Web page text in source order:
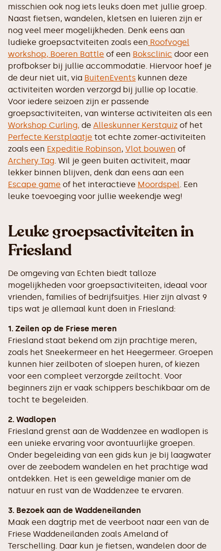
misschien ook nog iets leuks doen met jullie groep.
Naast fietsen, wandelen, kletsen en luieren zijn er
nog veel meer mogelijkheden. Denk eens aan
ludieke groepsactviteiten zoals een Roofvogel
workshop, Boeren Battle of een Boksclinic door een
profbokser bij jullie accommodatie. Hiervoor hoef je
de deur niet uit, via BuitenEvents kunnen deze
activiteiten worden verzorgd bij jullie op locatie.
Voor iedere seizoen zijn er passende
groepsactiviteiten, van winterse activiteiten als een
Workshop Curling, de Alleskunner Kerstquiz of het
Perfecte Kerstplaatje tot echte zomer-activiteiten
zoals een Expeditie Robinson, Vlot bouwen of
Archery Tag. Wil je geen buiten activiteit, maar
lekker binnen blijven, denk dan eens aan een
Escape game of het interactieve Moordspel. Een
leuke toevoeging voor jullie weekendje weg!
Leuke groepsactiviteiten in
Friesland
De omgeving van Echten biedt talloze
mogelijkheden voor groepsactiviteiten, ideaal voor
vrienden, families of bedrijfsuitjes. Hier zijn alvast 9
tips wat je allemaal kunt doen in Friesland:
1. Zeilen op de Friese meren
Friesland staat bekend om zijn prachtige meren,
zoals het Sneekermeer en het Heegermeer. Groepen
kunnen hier zeilboten of sloepen huren, of kiezen
voor een compleet verzorgde zeiltocht. Voor
beginners zijn er vaak schippers beschikbaar om de
tocht te begeleiden.
2. Wadlopen
Friesland grenst aan de Waddenzee en wadlopen is
een unieke ervaring voor avontuurlijke groepen.
Onder begeleiding van een gids kun je bij laagwater
over de zeebodem wandelen en het prachtige wad
ontdekken. Het is een geweldige manier om de
natuur en rust van de Waddenzee te ervaren.
3. Bezoek aan de Waddeneilanden
Maak een dagtrip met de veerboot naar een van de
Friese Waddeneilanden zoals Ameland of
Terschelling. Daar kun je fietsen, wandelen door de